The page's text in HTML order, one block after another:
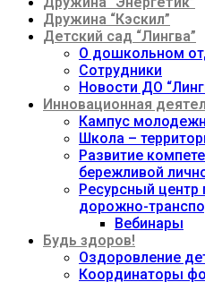
Дружина “Кэскил”
Детский сад “Лингва”
О дошкольном
Сотрудники
Новости ДО
Инновационная
Кампус
Школа –
Развитие
бережливой
Ресурсный центр
дорожно-
Вебинары
Будь здоров!
Оздоровление
Координаторы